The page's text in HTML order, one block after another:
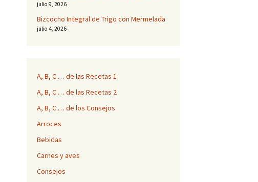
julio 9, 2026
Bizcocho Integral de Trigo con Mermelada
julio 4, 2026
A, B, C … de las Recetas 1
A, B, C … de las Recetas 2
A, B, C … de los Consejos
Arroces
Bebidas
Carnes y aves
Consejos